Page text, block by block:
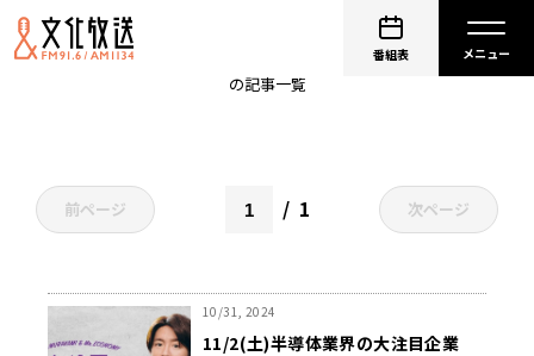
番組表
の記事一覧
前ページ 1 次ページ
10/31, 2024
11/2(土)半導体業界の大注目企業